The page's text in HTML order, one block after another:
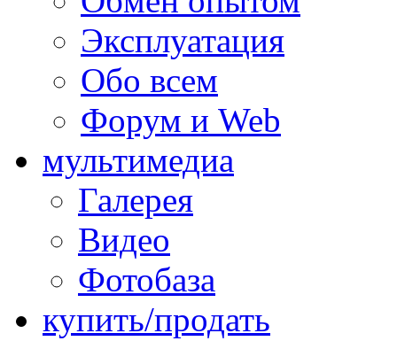
Эксплуатация
Обо всем
Форум и Web
мультимедиа
Галерея
Видео
Фотобаза
купить/продать